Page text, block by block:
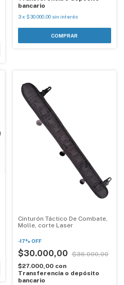
bancario
3 x $30.000,00 sin interés
Cinturón Táctico De Combate,
Molle, corte Laser
-17% OFF
$30.000,00
$36.000,00
$27.000,00 con
Transferencia o depósito
bancario